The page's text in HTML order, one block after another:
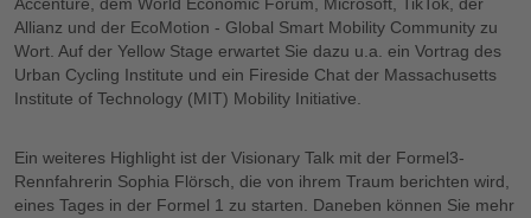
Allianz und der EcoMotion - Global Smart Mobility Community zu
Wort. Auf der Yellow Stage erwartet Sie dazu u.a. ein Vortrag des
Urban Cycling Institute und ein Fireside Chat der Massachusetts
Institute of Technology (MIT) Mobility Initiative.
Ein weiteres Highlight ist der Visionary Talk mit der Formel3-
Rennfahrerin Sophia Flörsch, die von ihrem Traum berichten wird,
eines Tages in der Formel 1 zu starten. Daneben können Sie mehr